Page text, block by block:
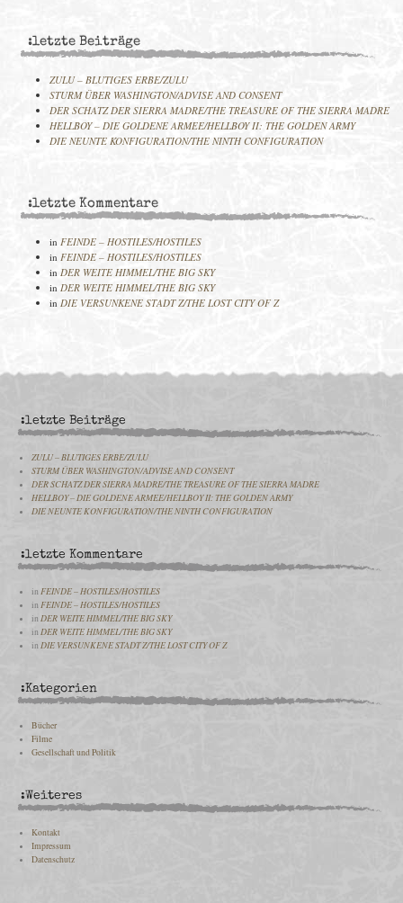
:letzte Beiträge
ZULU – BLUTIGES ERBE/ZULU
STURM ÜBER WASHINGTON/ADVISE AND CONSENT
DER SCHATZ DER SIERRA MADRE/THE TREASURE OF THE SIERRA MADRE
HELLBOY – DIE GOLDENE ARMEE/HELLBOY II: THE GOLDEN ARMY
DIE NEUNTE KONFIGURATION/THE NINTH CONFIGURATION
:letzte Kommentare
in FEINDE – HOSTILES/HOSTILES
in FEINDE – HOSTILES/HOSTILES
in DER WEITE HIMMEL/THE BIG SKY
in DER WEITE HIMMEL/THE BIG SKY
in DIE VERSUNKENE STADT Z/THE LOST CITY OF Z
:letzte Beiträge
ZULU – BLUTIGES ERBE/ZULU
STURM ÜBER WASHINGTON/ADVISE AND CONSENT
DER SCHATZ DER SIERRA MADRE/THE TREASURE OF THE SIERRA MADRE
HELLBOY – DIE GOLDENE ARMEE/HELLBOY II: THE GOLDEN ARMY
DIE NEUNTE KONFIGURATION/THE NINTH CONFIGURATION
:letzte Kommentare
inFEINDE – HOSTILES/HOSTILES
inFEINDE – HOSTILES/HOSTILES
in DER WEITE HIMMEL/THE BIG SKY
inDER WEITE HIMMEL/THE BIG SKY
in DIE VERSUNKENE STADT Z/THE LOST CITY OF Z
:Kategorien
Bücher
Filme
Gesellschaft und Politik
:Weiteres
Kontakt
Impressum
Datenschutz